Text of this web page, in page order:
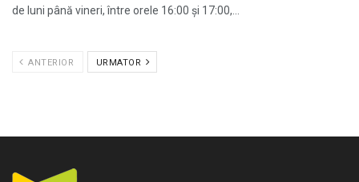
de luni până vineri, între orele 16:00 și 17:00,...
ANTERIOR URMATOR